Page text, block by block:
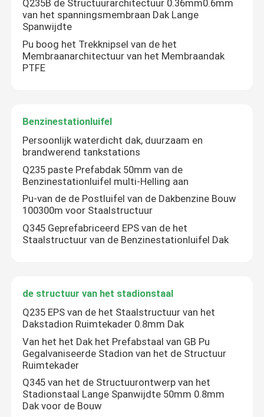
Ruimtekaderknoop
aluminiumgordijngevel
staal poortkader
Het Dakraam van de dakkoepel
De Structuur van het spanningsmembraan
de structuur van het stadionstaal
De Structuur van het pakhuisdak
Het Onderhoud van het metaaldak
Q235B de Structuurarchitectuur 0.36mm0.6mm
van het spanningsmembraan Dak Lange
Spanwijdte
Pu boog het Trekknipsel van de het
Membraanarchitectuur van het Membraandak
PTFE
Benzinestationluifel
Persoonlijk waterdicht dak, duurzaam en
brandwerend tankstations
Q235 paste Prefabdak 50mm van de
Benzinestationluifel multi-Helling aan
Pu-van de de Postluifel van de Dakbenzine Bouw
100300m voor Staalstructuur
Q345 Geprefabriceerd EPS van de het
Staalstructuur van de Benzinestationluifel Dak
de structuur van het stadionstaal
Q235 EPS van de het Staalstructuur van het
Dakstadion Ruimtekader 0.8mm Dak
Van het het Dak het Prefabstaal van GB Pu
Gegalvaniseerde Stadion van het de Structuur
Ruimtekader
Q345 van het de Structuurontwerp van het
Stadionstaal Lange Spanwijdte 50mm 0.8mm
Dak voor de Bouw